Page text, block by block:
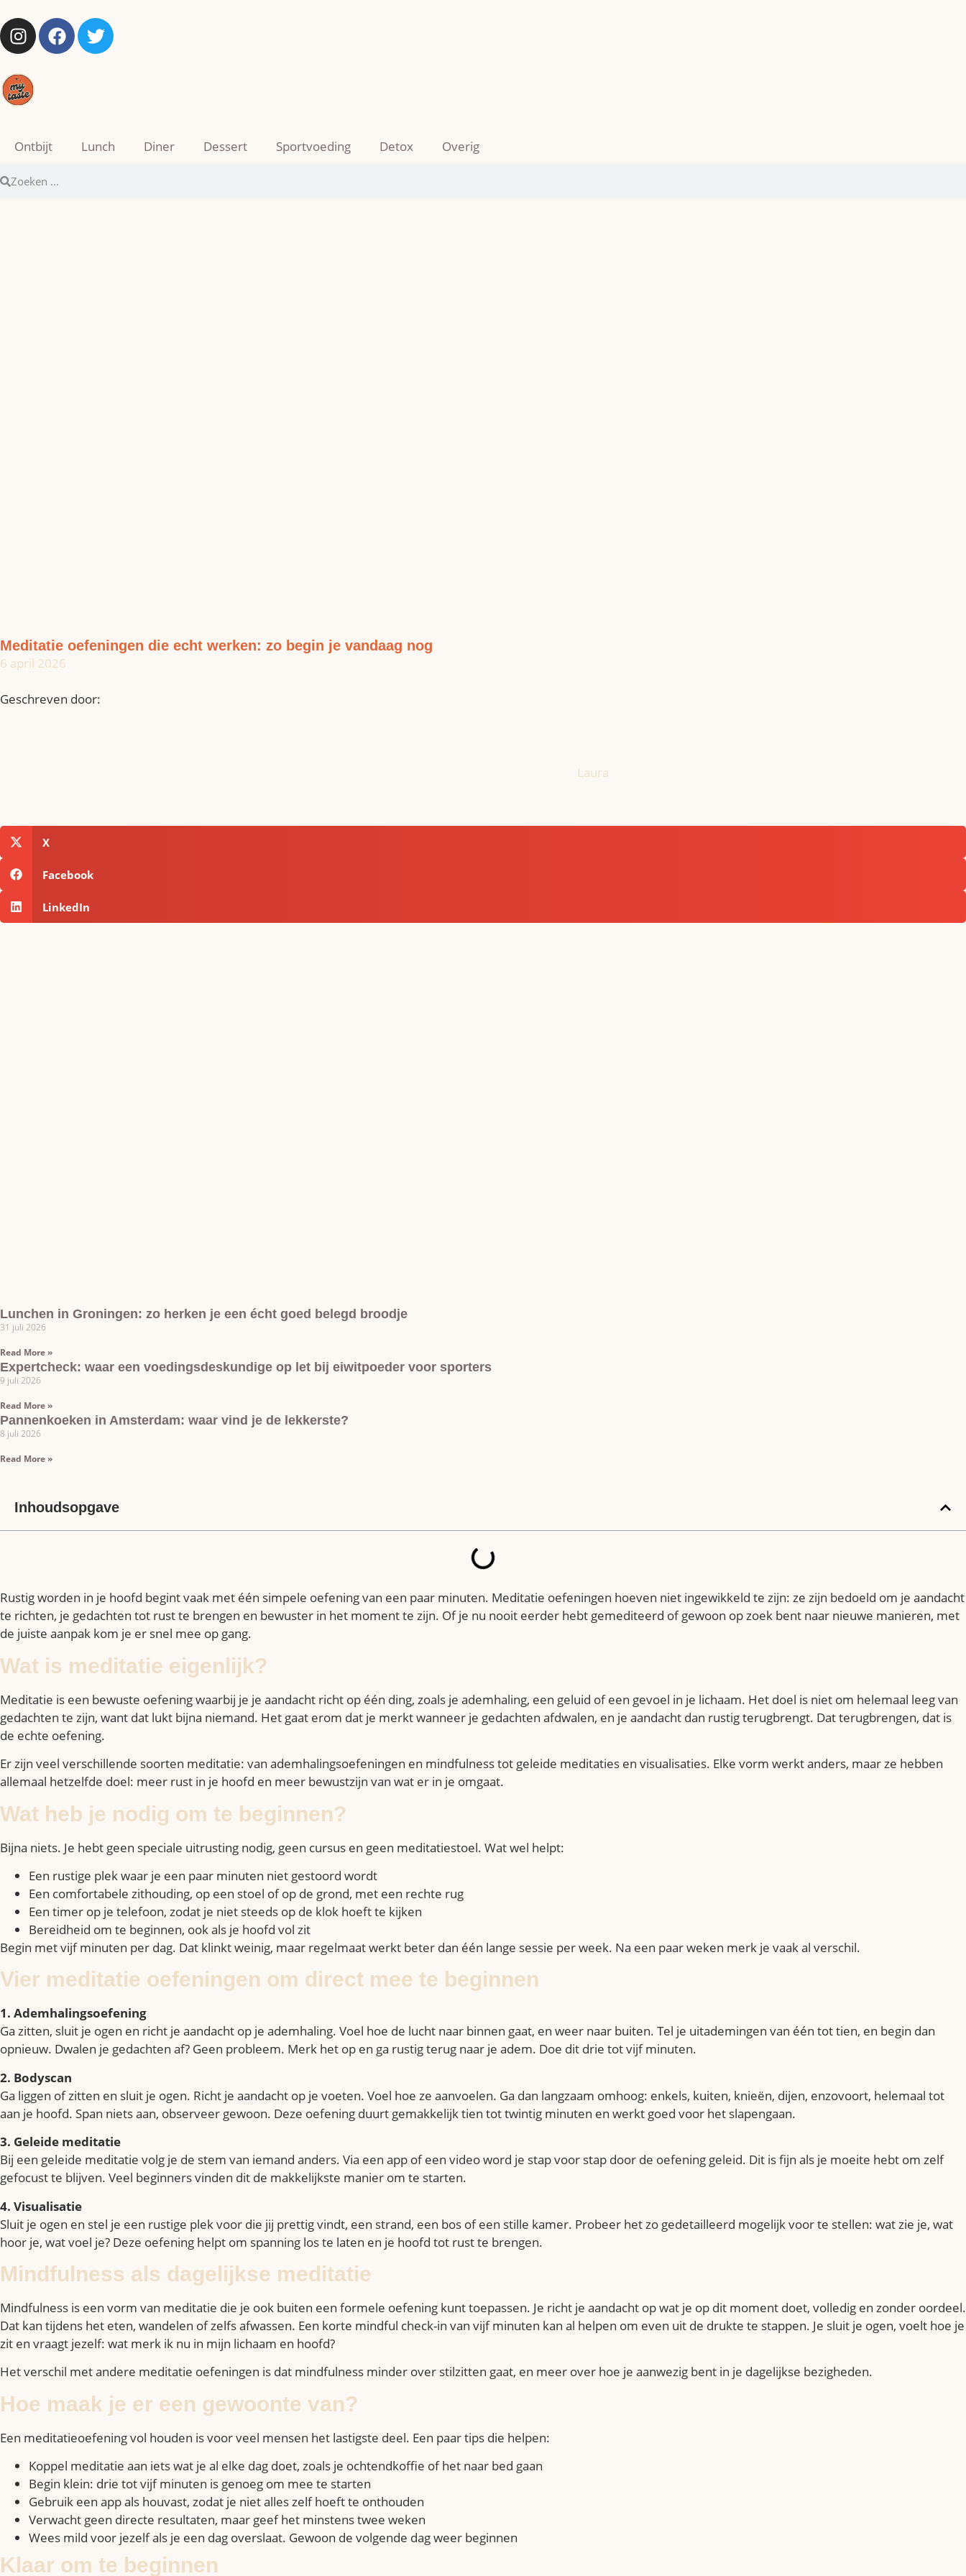
Ontbijt Lunch Diner Dessert Sportvoeding Detox Overig
Meditatie oefeningen die echt werken: zo begin je vandaag nog
6 april 2026
Geschreven door:
Laura
X
Facebook
LinkedIn
Lunchen in Groningen: zo herken je een écht goed belegd broodje
31 juli 2026
Read More »
Expertcheck: waar een voedingsdeskundige op let bij eiwitpoeder voor sporters
9 juli 2026
Read More »
Pannenkoeken in Amsterdam: waar vind je de lekkerste?
8 juli 2026
Read More »
Inhoudsopgave
Rustig worden in je hoofd begint vaak met één simpele oefening van een paar minuten. Meditatie oefeningen hoeven niet ingewikkeld te zijn: ze zijn bedoeld om je aandacht
te richten, je gedachten tot rust te brengen en bewuster in het moment te zijn. Of je nu nooit eerder hebt gemediteerd of gewoon op zoek bent naar nieuwe manieren, met
de juiste aanpak kom je er snel mee op gang.
Wat is meditatie eigenlijk?
Meditatie is een bewuste oefening waarbij je je aandacht richt op één ding, zoals je ademhaling, een geluid of een gevoel in je lichaam. Het doel is niet om helemaal leeg van
gedachten te zijn, want dat lukt bijna niemand. Het gaat erom dat je merkt wanneer je gedachten afdwalen, en je aandacht dan rustig terugbrengt. Dat terugbrengen, dat is
de echte oefening.
Er zijn veel verschillende soorten meditatie: van ademhalingsoefeningen en mindfulness tot geleide meditaties en visualisaties. Elke vorm werkt anders, maar ze hebben
allemaal hetzelfde doel: meer rust in je hoofd en meer bewustzijn van wat er in je omgaat.
Wat heb je nodig om te beginnen?
Bijna niets. Je hebt geen speciale uitrusting nodig, geen cursus en geen meditatiestoel. Wat wel helpt:
Een rustige plek waar je een paar minuten niet gestoord wordt
Een comfortabele zithouding, op een stoel of op de grond, met een rechte rug
Een timer op je telefoon, zodat je niet steeds op de klok hoeft te kijken
Bereidheid om te beginnen, ook als je hoofd vol zit
Begin met vijf minuten per dag. Dat klinkt weinig, maar regelmaat werkt beter dan één lange sessie per week. Na een paar weken merk je vaak al verschil.
Vier meditatie oefeningen om direct mee te beginnen
1. Ademhalingsoefening
Ga zitten, sluit je ogen en richt je aandacht op je ademhaling. Voel hoe de lucht naar binnen gaat, en weer naar buiten. Tel je uitademingen van één tot tien, en begin dan
opnieuw. Dwalen je gedachten af? Geen probleem. Merk het op en ga rustig terug naar je adem. Doe dit drie tot vijf minuten.
2. Bodyscan
Ga liggen of zitten en sluit je ogen. Richt je aandacht op je voeten. Voel hoe ze aanvoelen. Ga dan langzaam omhoog: enkels, kuiten, knieën, dijen, enzovoort, helemaal tot
aan je hoofd. Span niets aan, observeer gewoon. Deze oefening duurt gemakkelijk tien tot twintig minuten en werkt goed voor het slapengaan.
3. Geleide meditatie
Bij een geleide meditatie volg je de stem van iemand anders. Via een app of een video word je stap voor stap door de oefening geleid. Dit is fijn als je moeite hebt om zelf
gefocust te blijven. Veel beginners vinden dit de makkelijkste manier om te starten.
4. Visualisatie
Sluit je ogen en stel je een rustige plek voor die jij prettig vindt, een strand, een bos of een stille kamer. Probeer het zo gedetailleerd mogelijk voor te stellen: wat zie je, wat
hoor je, wat voel je? Deze oefening helpt om spanning los te laten en je hoofd tot rust te brengen.
Mindfulness als dagelijkse meditatie
Mindfulness is een vorm van meditatie die je ook buiten een formele oefening kunt toepassen. Je richt je aandacht op wat je op dit moment doet, volledig en zonder oordeel.
Dat kan tijdens het eten, wandelen of zelfs afwassen. Een korte mindful check-in van vijf minuten kan al helpen om even uit de drukte te stappen. Je sluit je ogen, voelt hoe je
zit en vraagt jezelf: wat merk ik nu in mijn lichaam en hoofd?
Het verschil met andere meditatie oefeningen is dat mindfulness minder over stilzitten gaat, en meer over hoe je aanwezig bent in je dagelijkse bezigheden.
Hoe maak je er een gewoonte van?
Een meditatieoefening vol houden is voor veel mensen het lastigste deel. Een paar tips die helpen:
Koppel meditatie aan iets wat je al elke dag doet, zoals je ochtendkoffie of het naar bed gaan
Begin klein: drie tot vijf minuten is genoeg om mee te starten
Gebruik een app als houvast, zodat je niet alles zelf hoeft te onthouden
Verwacht geen directe resultaten, maar geef het minstens twee weken
Wees mild voor jezelf als je een dag overslaat. Gewoon de volgende dag weer beginnen
Klaar om te beginnen